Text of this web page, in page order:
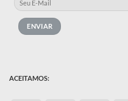
ACEITAMOS: